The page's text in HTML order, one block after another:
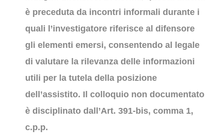
è preceduta da incontri informali durante i
quali l’investigatore riferisce al difensore
gli elementi emersi, consentendo al legale
di valutare la rilevanza delle informazioni
utili per la tutela della posizione
dell’assistito. Il colloquio non documentato
è disciplinato dall’Art. 391-bis, comma 1,
c.p.p.